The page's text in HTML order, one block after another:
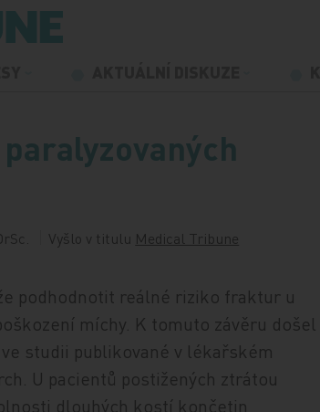
Vyšlo v titulu Medical Tribune
podhodnotit reálné riziko fraktur u
míchy. K tomuto závěru došel
studii publikované v lékařském
U pacientů postižených ztrátou
dlouhých kostí končetin